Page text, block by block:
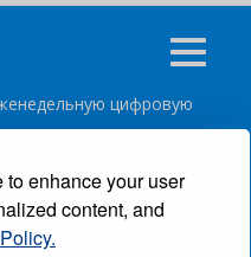
enhance your user
content, and
цифровую